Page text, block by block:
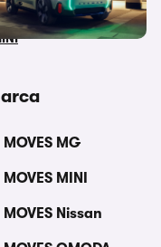
gama 100% eléctrica
MOVES MG
MINI
MOVES Nissan